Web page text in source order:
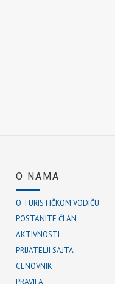
O NAMA
O TURISTIČKOM VODIČU
POSTANITE ČLAN
AKTIVNOSTI
PRIJATELJI SAJTA
CENOVNIK
PRAVILA